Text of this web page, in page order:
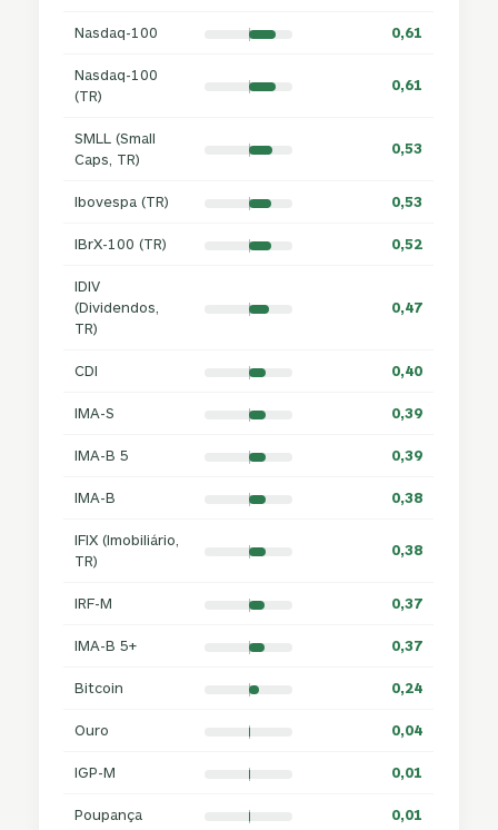
Nasdaq-100 0,61
Nasdaq-100
(TR)
0,61
SMLL (Small
Caps, TR)
0,53
Ibovespa (TR) 0,53
IBrX-100 (TR) 0,52
IDIV
(Dividendos,
TR)
0,47
CDI 0,40
IMA-S 0,39
IMA-B 5 0,39
IMA-B 0,38
IFIX (Imobiliário,
TR)
0,38
IRF-M 0,37
IMA-B 5+ 0,37
Bitcoin 0,24
Ouro 0,04
IGP-M 0,01
Poupança 0,01